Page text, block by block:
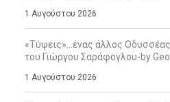
1 Αυγούστου 2026
«Τύψεις»…ένας άλλος Οδυσσέας!
του Γιώργου Σαράφογλου-by
1 Αυγούστου 2026